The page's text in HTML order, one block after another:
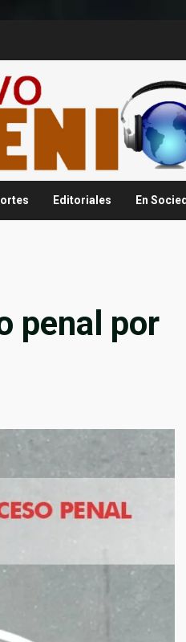
Editoriales En
penal por